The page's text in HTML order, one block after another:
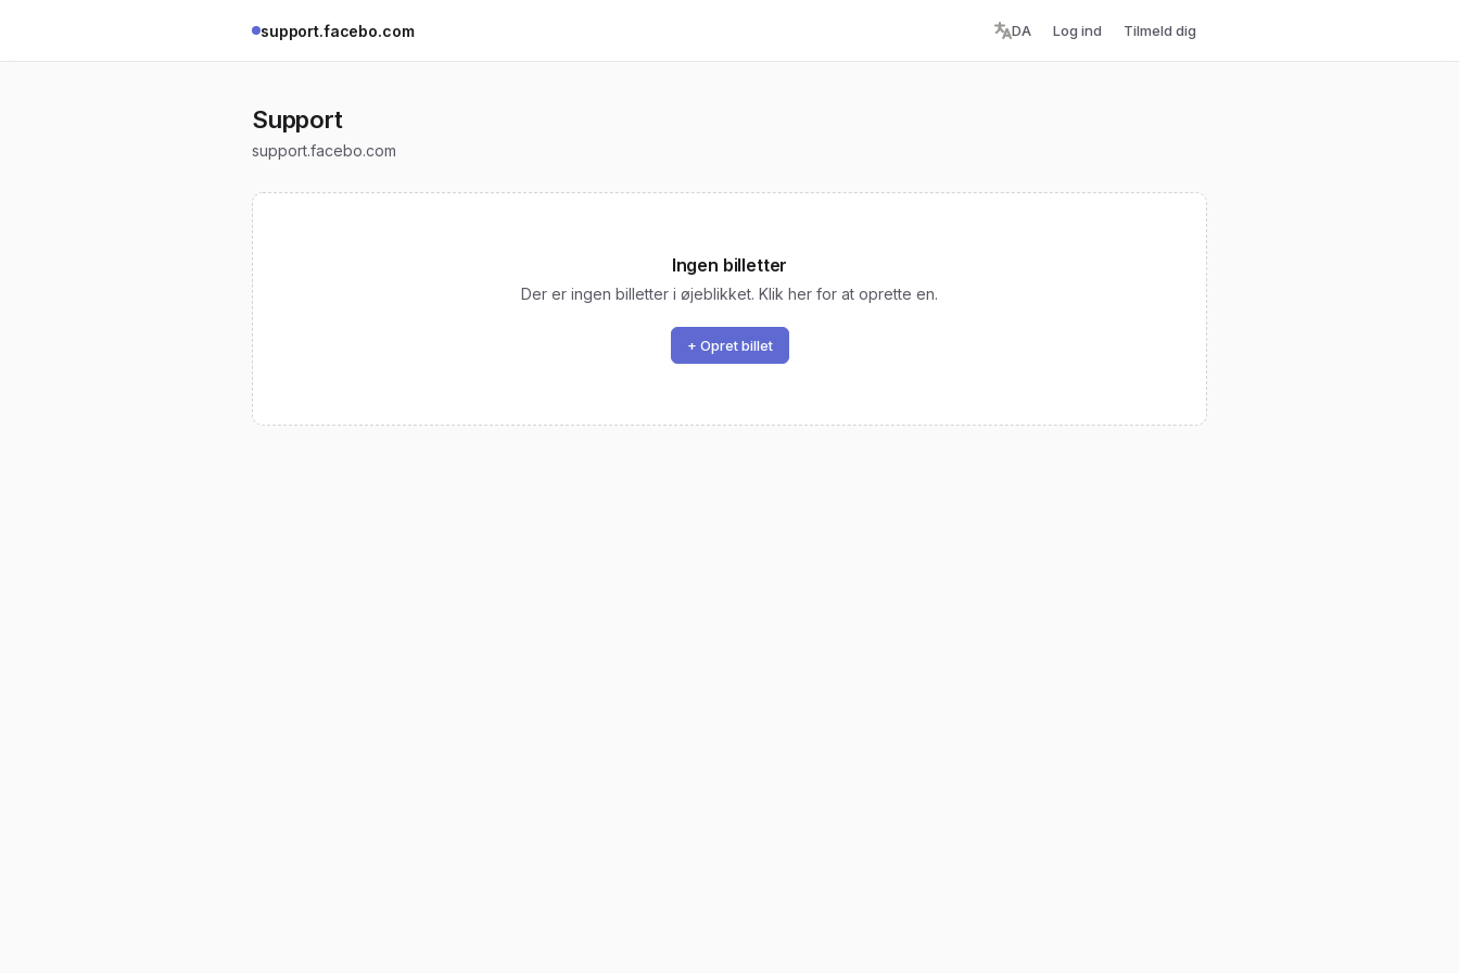
support.facebo.com DA Log ind Tilmeld dig
Support
support.facebo.com
Ingen billetter
Der er ingen billetter i øjeblikket. Klik her for at oprette en.
+ Opret billet